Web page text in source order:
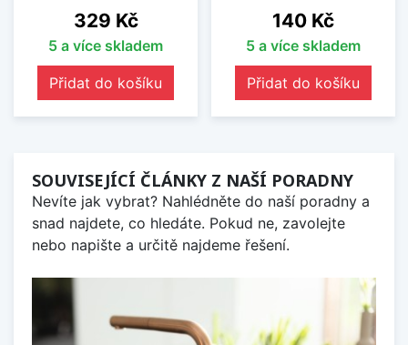
Cena
329 Kč
5 a více skladem
Přidat do košíku
Cena
140 Kč
5 a více skladem
Přidat do košíku
SOUVISEJÍCÍ ČLÁNKY Z NAŠÍ PORADNY
Nevíte jak vybrat? Nahlédněte do naší poradny a
snad najdete, co hledáte. Pokud ne, zavolejte
nebo napište a určitě najdeme řešení.